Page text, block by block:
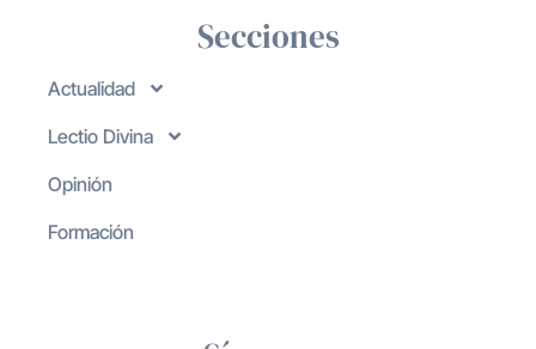
Secciones
Actualidad
Lectio Divina
Opinión
Formación